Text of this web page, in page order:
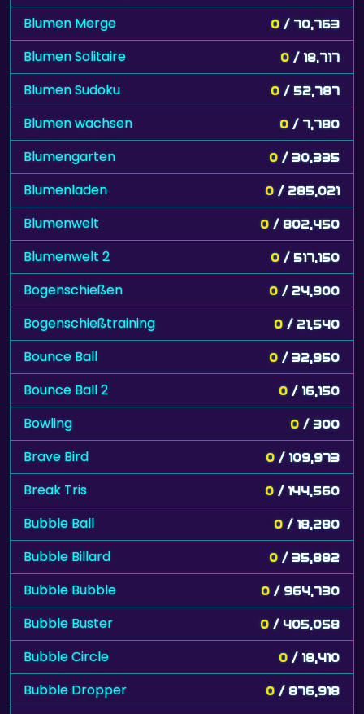
Blumen Merge 0 / 70,763
Blumen Solitaire 0 / 18,717
Blumen Sudoku 0 / 52,787
Blumen wachsen 0 / 7,780
Blumengarten 0 / 30,335
Blumenladen 0 / 285,021
Blumenwelt 0 / 802,450
Blumenwelt 2 0 / 517,150
Bogenschießen 0 / 24,900
Bogenschießtraining 0 / 21,540
Bounce Ball 0 / 32,950
Bounce Ball 2 0 / 16,150
Bowling 0 / 300
Brave Bird 0 / 109,973
Break Tris 0 / 144,560
Bubble Ball 0 / 18,280
Bubble Billard 0 / 35,882
Bubble Bubble 0 / 964,730
Bubble Buster 0 / 405,058
Bubble Circle 0 / 18,410
Bubble Dropper 0 / 876,918